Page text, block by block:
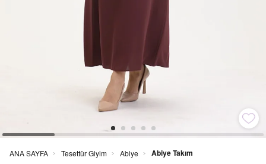
ANA SAYFA > Tesettür Giyim > Abiye > Abiye Takım